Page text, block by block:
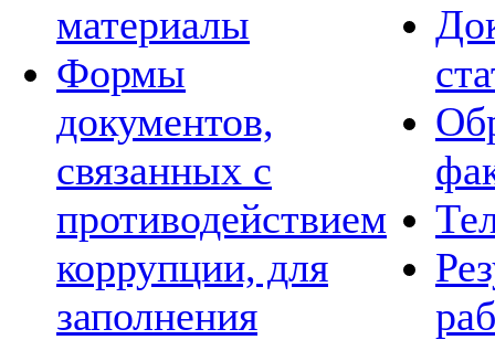
материалы
Формы
документов,
связанных с
противодействием
коррупции, для
заполнения